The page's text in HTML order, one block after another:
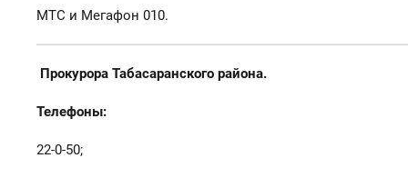
МТС и Мегафон 010.
Прокурора Табасаранского района.
Телефоны:
22-0-50;